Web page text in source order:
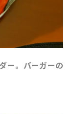
ー。バーガーの